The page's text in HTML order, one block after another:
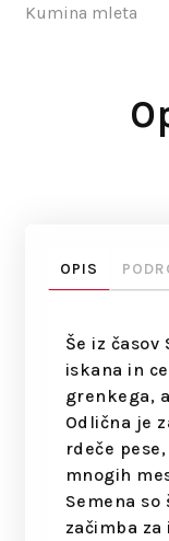
Kumina mleta
OPIS
Še iz
iskana in
grenkega,
Odlična je
rdeče
mnogih
Semena
začimba